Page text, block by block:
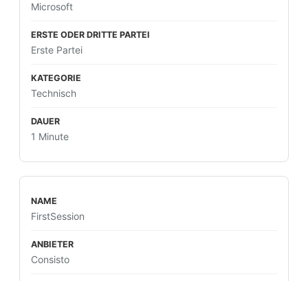
Microsoft
Erste Partei
Technisch
1 Minute
FirstSession
Consisto